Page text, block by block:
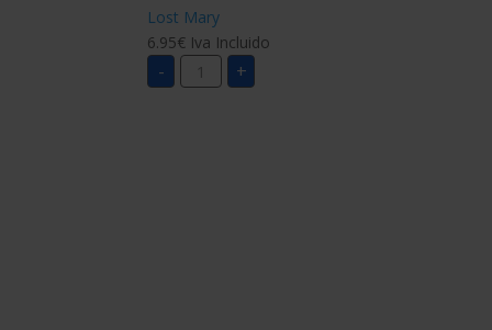
Lost Mary
6.95€ Iva Incluido
- VAPER
LOST
MARY
+